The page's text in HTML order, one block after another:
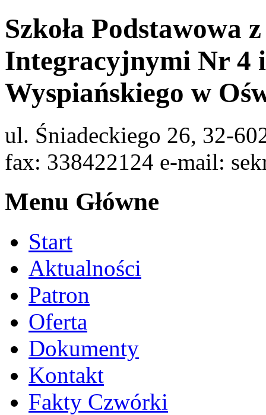
Szkoła Podstawowa
Integracyjnymi Nr 4
Wyspiańskiego w
ul. Śniadeckiego 26, 32-
fax: 338422124 e-mail:
Menu Główne
Start
Aktualności
Patron
Oferta
Dokumenty
Kontakt
Fakty Czwórki